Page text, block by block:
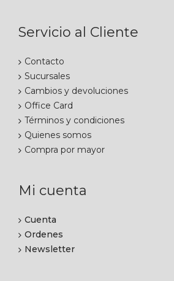
Servicio al Cliente
Contacto
Sucursales
Cambios y devoluciones
Office Card
Términos y condiciones
Quienes somos
Compra por mayor
Mi cuenta
Cuenta
Ordenes
Newsletter